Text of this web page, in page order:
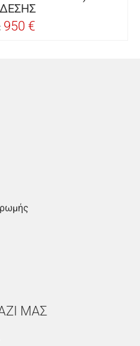
950 €
ΜΑΣ